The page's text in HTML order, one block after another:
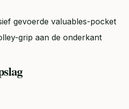
gevoerde valuables-pocket
grip aan de onderkant